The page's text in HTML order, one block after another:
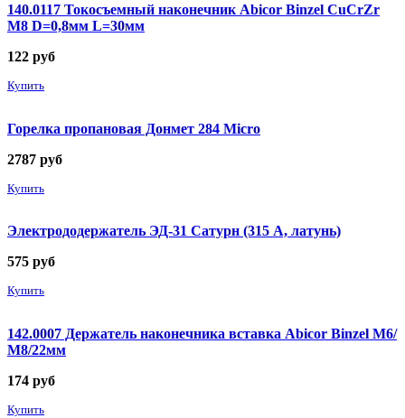
140.0117 Токосъемный наконечник Abicor Binzel CuCrZr
М8 D=0,8мм L=30мм
122 руб
Купить
Горелка пропановая Донмет 284 Micro
2787 руб
Купить
Электрододержатель ЭД-31 Сатурн (315 А, латунь)
575 руб
Купить
142.0007 Держатель наконечника вставка Abicor Binzel М6/
М8/22мм
174 руб
Купить